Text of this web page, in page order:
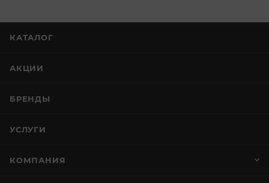
КАТАЛОГ
АКЦИИ
БРЕНДЫ
УСЛУГИ
КОМПАНИЯ